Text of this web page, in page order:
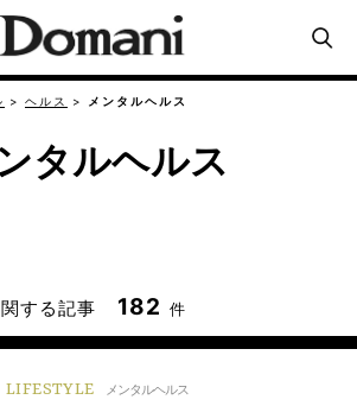
ヘルス メンタルヘルス
タルヘルス
する記事 182 件
LIFESTYLE メンタルヘルス